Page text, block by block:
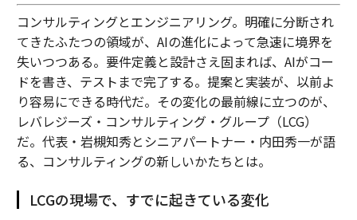
コンサルティングとエンジニアリング。明確に分断され
てきたふたつの領域が、AIの進化によって急速に境界を
失いつつある。要件定義と設計さえ固まれば、AIがコー
ドを書き、テストまで完了する。提案と実装が、以前よ
り容易にできる時代だ。その変化の最前線に立つのが、
レバレジーズ・コンサルティング・グループ（LCG）
だ。代表・岩槻知秀とシニアパートナー・内田秀一が語
る、コンサルティングの新しいかたちとは。
LCGの現場で、すでに起きている変化